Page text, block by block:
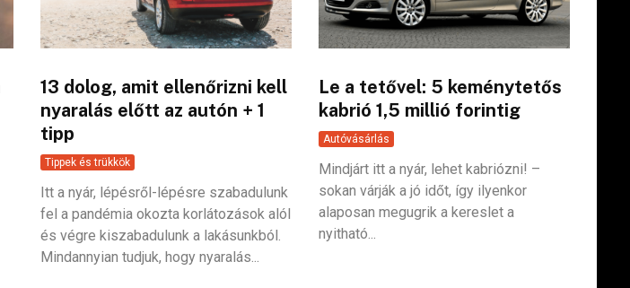
13 dolog, amit ellenőrizni kell
nyaralás előtt az autón + 1
tipp
Tippek és trükkök
Itt a nyár, lépésről-lépésre szabadulunk
fel a pandémia okozta korlátozások alól
és végre kiszabadulunk a lakásunkból.
Mindannyian tudjuk, hogy nyaralás...
Le a tetővel: 5 keménytetős
kabrió 1,5 millió forintig
Autóvásárlás
Mindjárt itt a nyár, lehet kabriózni! –
sokan várják a jó időt, így ilyenkor
alaposan megugrik a kereslet a
nyitható...